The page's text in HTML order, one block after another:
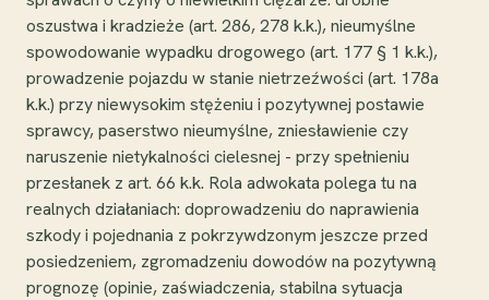
oszustwa i kradzieże (art. 286, 278 k.k.), nieumyślne
spowodowanie wypadku drogowego (art. 177 § 1 k.k.),
prowadzenie pojazdu w stanie nietrzeźwości (art. 178a
k.k.) przy niewysokim stężeniu i pozytywnej postawie
sprawcy, paserstwo nieumyślne, zniesławienie czy
naruszenie nietykalności cielesnej - przy spełnieniu
przesłanek z art. 66 k.k. Rola adwokata polega tu na
realnych działaniach: doprowadzeniu do naprawienia
szkody i pojednania z pokrzywdzonym jeszcze przed
posiedzeniem, zgromadzeniu dowodów na pozytywną
prognozę (opinie, zaświadczenia, stabilna sytuacja